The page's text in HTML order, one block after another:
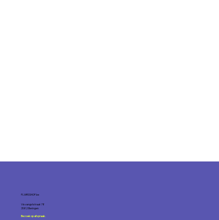
FLWRSSHOP.be
Visvangststraat 78
3582 Beringen
Bezoek op afspraak.